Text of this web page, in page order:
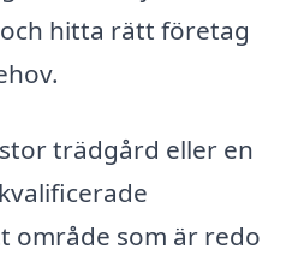
hitta rätt företag
trädgård eller en
område som är redo